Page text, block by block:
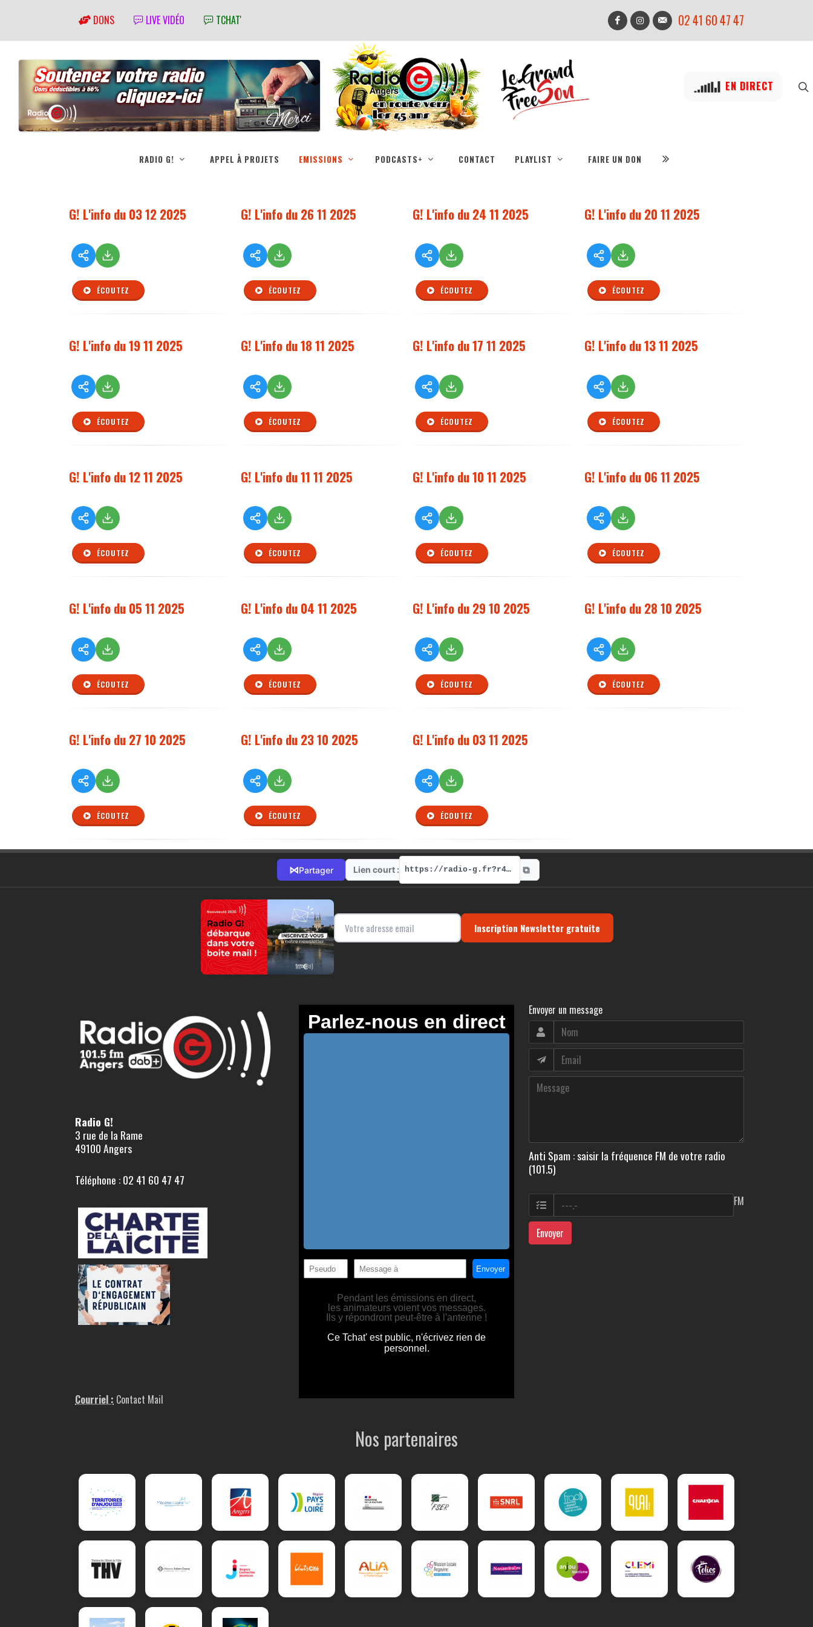
DONS LIVE VIDÉO TCHAT' 02 41 60 47 47
EN DIRECT
RADIO G! APPEL À PROJETS EMISSIONS PODCASTS+ CONTACT PLAYLIST FAIRE UN DON
G! L'info du 03 12 2025
ÉCOUTEZ
G! L'info du 26 11 2025
ÉCOUTEZ
G! L'info du 24 11 2025
ÉCOUTEZ
G! L'info du 20 11 2025
ÉCOUTEZ
G! L'info du 19 11 2025
ÉCOUTEZ
G! L'info du 18 11 2025
ÉCOUTEZ
G! L'info du 17 11 2025
ÉCOUTEZ
G! L'info du 13 11 2025
ÉCOUTEZ
G! L'info du 12 11 2025
ÉCOUTEZ
G! L'info du 11 11 2025
ÉCOUTEZ
G! L'info du 10 11 2025
ÉCOUTEZ
G! L'info du 06 11 2025
ÉCOUTEZ
G! L'info du 05 11 2025
ÉCOUTEZ
G! L'info du 04 11 2025
ÉCOUTEZ
G! L'info du 29 10 2025
ÉCOUTEZ
G! L'info du 28 10 2025
ÉCOUTEZ
G! L'info du 27 10 2025
ÉCOUTEZ
G! L'info du 23 10 2025
ÉCOUTEZ
G! L'info du 03 11 2025
ÉCOUTEZ
⋈Partager Lien court : https://radio-g.fr?r443 ⧉
Inscription Newsletter gratuite
Radio G!
3 rue de la Rame
49100 Angers
Téléphone : 02 41 60 47 47
Courriel : Contact Mail
Envoyer un message
Anti Spam : saisir la fréquence FM de votre radio
(101.5)
FM
Envoyer
Nos partenaires